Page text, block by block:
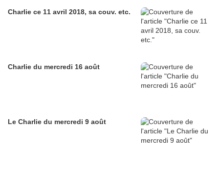
Charlie ce 11 avril 2018, sa couv. etc.
Charlie du mercredi 16 août
Le Charlie du mercredi 9 août